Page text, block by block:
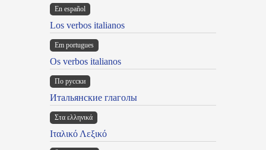
En español
Los verbos italianos
Em portugues
Os verbos italianos
По русски
Итальянские глаголы
Στα ελληνικά
Ιταλικό Λεξικό